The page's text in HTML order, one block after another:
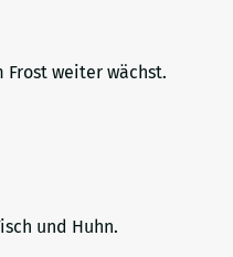
weiter wächst.
und Huhn.